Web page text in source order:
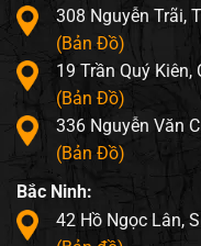
308 Nguyễn Trãi,
(Bản Đồ)
19 Trần Quý Kiên,
(Bản Đồ)
336 Nguyễn Văn
(Bản Đồ)
Bắc Ninh:
42 Hồ Ngọc Lân,